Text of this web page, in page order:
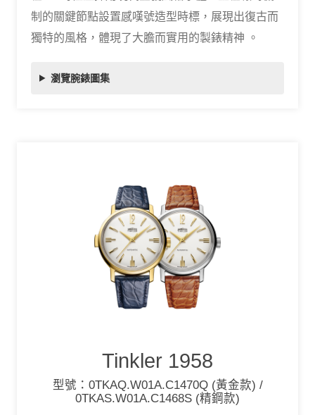
制的關鍵節點設置感嘆號造型時標，展現出復古而
獨特的風格，體現了大膽而實用的製錶精神 。
瀏覽腕錶圖集
Tinkler 1958
型號：0TKAQ.W01A.C1470Q (黃金款) /
0TKAS.W01A.C1468S (精鋼款)